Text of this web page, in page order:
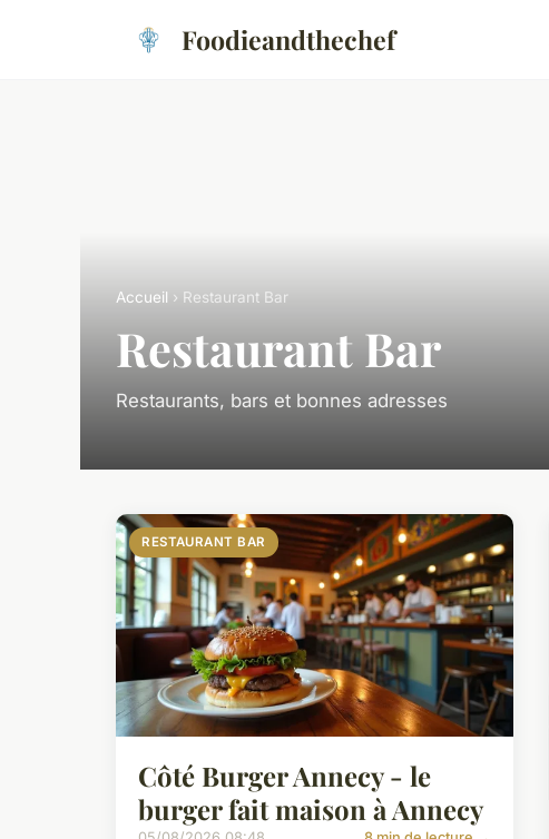
Foodieandthechef
Accueil › Restaurant Bar
Restaurant Bar
Restaurants, bars et bonnes adresses
RESTAURANT BAR
Côté Burger Annecy - le
burger fait maison à Annecy